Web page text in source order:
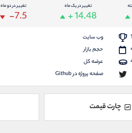
تغییر در یک ماه
+ 14.48
تغییر در دو ماه
-7.5
وب سایت
حجم بازار
عرضه کل
صفحه پروژه در Github
چارت قیمت